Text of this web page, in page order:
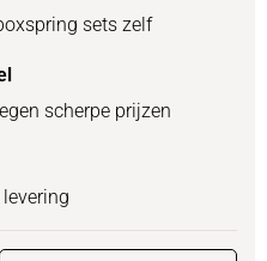
sets zelf
scherpe prijzen